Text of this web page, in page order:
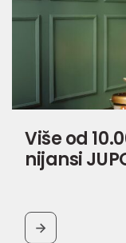
Više od
nijansi
BUTTON